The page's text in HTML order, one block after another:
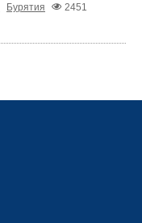
Бурятия
2451